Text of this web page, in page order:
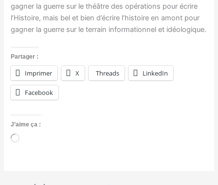
gagner la guerre sur le théâtre des opérations pour écrire
l’Histoire, mais bel et bien d’écrire l’histoire en amont pour
gagner la guerre sur le terrain informationnel et idéologique.
Partager :
Imprimer X Threads LinkedIn
Facebook
J’aime ça :
C